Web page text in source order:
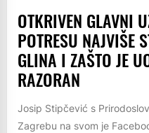
OTKRIVEN GLAVNI
POTRESU NAJVIŠE
GLINA I ZAŠTO JE
RAZORAN
Josip Stipčević s
Zagrebu na svom je